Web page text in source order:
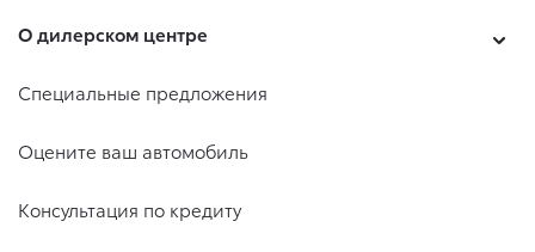
О дилерском центре
Специальные предложения
Оцените ваш автомобиль
Консультация по кредиту